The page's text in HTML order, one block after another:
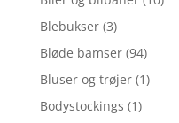
Blebukser (3)
Bløde bamser (94)
Bluser og trøjer (1)
Bodystockings (1)